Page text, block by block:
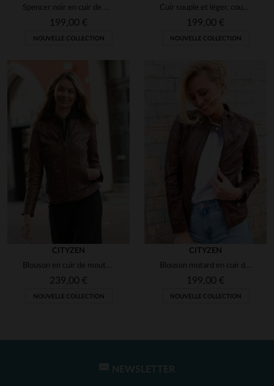
Spencer noir en cuir de mouton, souple et léger, style intemporel.
199,00 €
NOUVELLE COLLECTION
Cuir souple et léger, coupe slimfit, pour un look motard intemporel.
199,00 €
NOUVELLE COLLECTION
CITYZEN
Blouson en cuir de mouton cognac, slim fit, avec capuche amovible.
239,00 €
NOUVELLE COLLECTION
CITYZEN
Blouson motard en cuir de mouton marron, coupe ajustée et élégant.
199,00 €
NOUVELLE COLLECTION
NEWSLETTER